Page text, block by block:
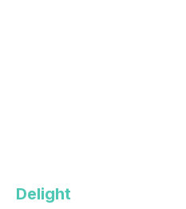
Delight